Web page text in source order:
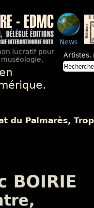
News
lucratif pour
Artistes,
du Palmarès,